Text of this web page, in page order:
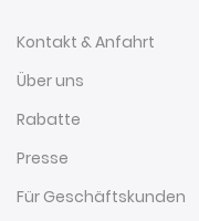
Kontakt & Anfahrt
Über uns
Rabatte
Presse
Für Geschäftskunden